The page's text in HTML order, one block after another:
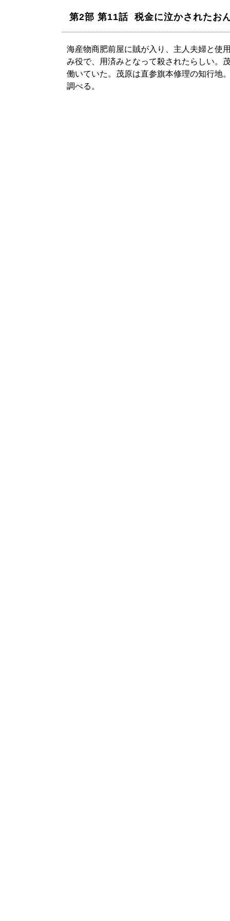
第2部 第11話 税金に泣かされたお
海産物商肥前屋に賊が入り、主人夫婦と使
み役で、用済みとなって殺されたらしい。
働いていた。茂原は直参旗本修理の知行
調べる。